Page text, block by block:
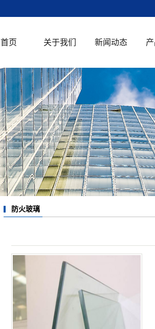
首页 关于我们
公司简介
荣誉资质
新闻动态
公司新闻
行业新闻
知识百科
中
单
防火玻璃